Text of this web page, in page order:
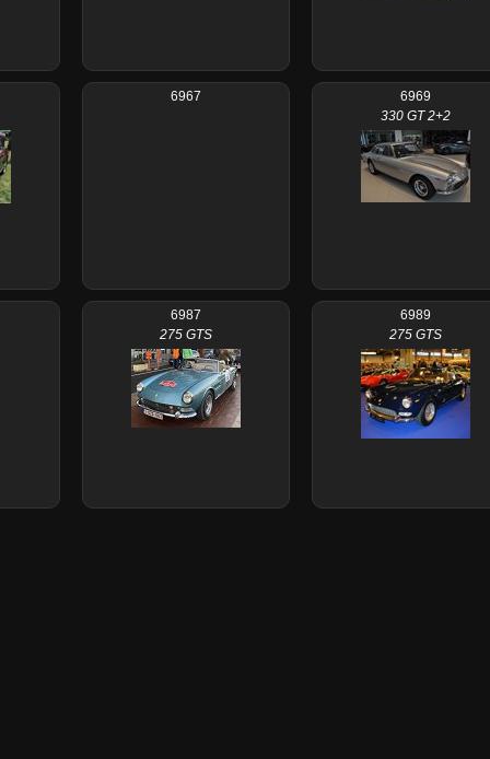
6967
6969
330 GT 2+2
6987
275 GTS
6989
275 GTS